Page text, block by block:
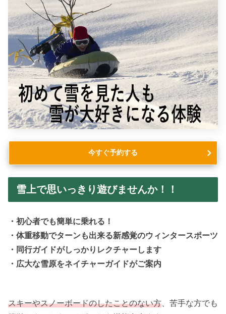
今すぐ予約する
雪上で思いっきり遊びませんか！！
・初心者でも簡単に乗れる！
・体重移動でターンも出来る新感覚のウィンタースポーツ
・同行ガイドがしっかりレクチャーします
・広大な雪原をネイチャーガイドがご案内
スキーやスノーボードのしたことのない方 、苦手な方でも